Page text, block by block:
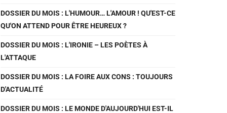
DOSSIER DU MOIS : L'HUMOUR… L'AMOUR ! QU'EST-CE
QU'ON ATTEND POUR ÊTRE HEUREUX ?
DOSSIER DU MOIS : L'IRONIE – LES POÈTES À
L'ATTAQUE
DOSSIER DU MOIS : LA FOIRE AUX CONS : TOUJOURS
D'ACTUALITÉ
DOSSIER DU MOIS : LE MONDE D'AUJOURD'HUI EST-IL